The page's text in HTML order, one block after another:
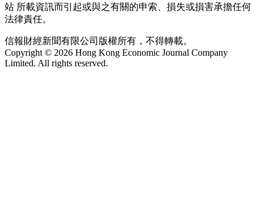
站 所載資訊而引起或與之有關的申索、損失或損害承擔任何
法律責任。
信報財經新聞有限公司版權所有，不得轉載。
Copyright © 2026 Hong Kong Economic Journal Company
Limited. All rights reserved.